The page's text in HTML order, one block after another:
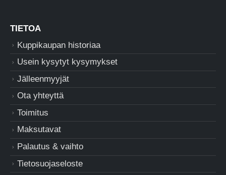
TIETOA
Kuppikaupan historiaa
Usein kysytyt kysymykset
Jälleenmyyjät
Ota yhteyttä
Toimitus
Maksutavat
Palautus & vaihto
Tietosuojaseloste